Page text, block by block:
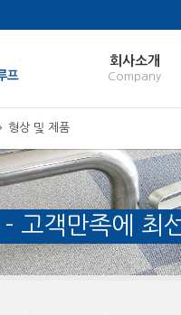
회사소개
Company
형상 및 제품
고객만족에 최
5
북5